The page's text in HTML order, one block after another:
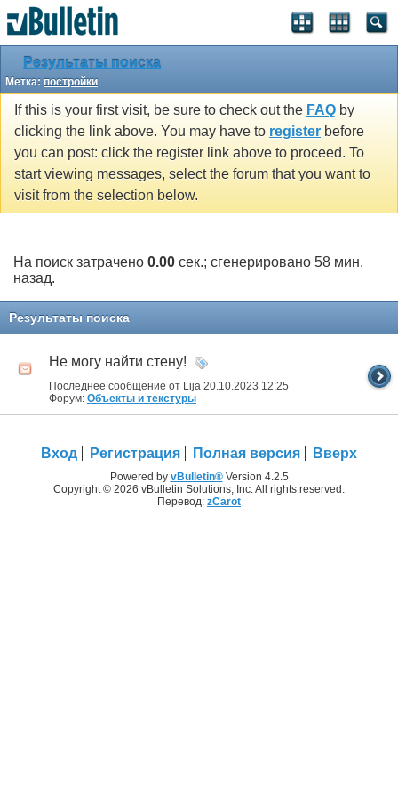
Результаты поиска
Метка: постройки
If this is your first visit, be sure to check out the FAQ by
clicking the link above. You may have to register before
you can post: click the register link above to proceed. To
start viewing messages, select the forum that you want to
visit from the selection below.
На поиск затрачено 0.00 сек.; сгенерировано 58 мин.
назад.
Результаты поиска
Не могу найти стену!
Последнее сообщение от Lija 20.10.2023 12:25
Форум: Объекты и текстуры
Вход Регистрация Полная версия Вверх
Powered by vBulletin®Version 4.2.5
Copyright © 2026 vBulletin Solutions, Inc. All rights reserved.
Перевод: zCarot